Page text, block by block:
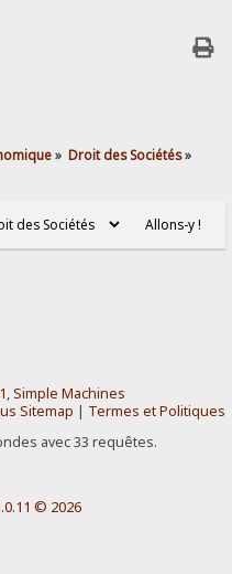
» Droit des Sociétés»
,Simple Machines
Sitemap | Termes et Politiques
avec 33 requêtes.
© 2026